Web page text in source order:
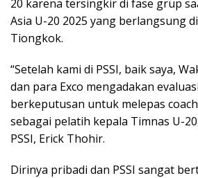
20 karena tersingkir di fase grup
Asia U-20 2025 yang berlangsung
Tiongkok.
“Setelah kami di PSSI, baik saya,
dan para Exco mengadakan
berkeputusan untuk melepas
sebagai pelatih kepala Timnas U-
PSSI, Erick Thohir.
Dirinya pribadi dan PSSI sangat